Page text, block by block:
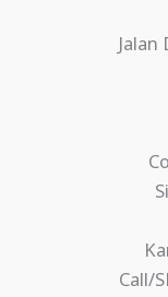
Jalan
Call/